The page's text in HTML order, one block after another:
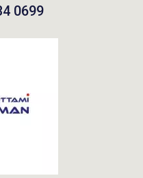
0699